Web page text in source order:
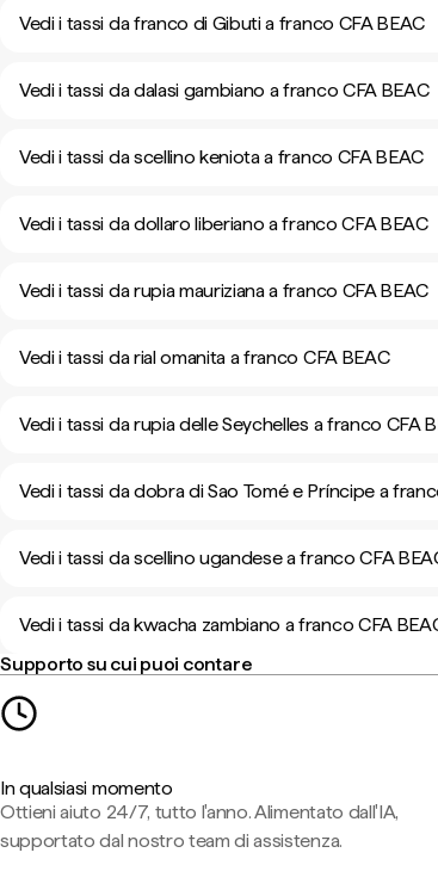
Vedi i tassi da franco di Gibuti a franco CFA BEAC
Vedi i tassi da dalasi gambiano a franco CFA BEAC
Vedi i tassi da scellino keniota a franco CFA BEAC
Vedi i tassi da dollaro liberiano a franco CFA BEAC
Vedi i tassi da rupia mauriziana a franco CFA BEAC
Vedi i tassi da rial omanita a franco CFA BEAC
Vedi i tassi da rupia delle Seychelles a franco CFA
Vedi i tassi da dobra di Sao Tomé e Príncipe a
Vedi i tassi da scellino ugandese a franco CFA
Vedi i tassi da kwacha zambiano a franco CFA
Supporto su cui puoi contare
In qualsiasi momento
Ottieni aiuto 24/7, tutto l'anno. Alimentato dall'IA,
supportato dal nostro team di assistenza.